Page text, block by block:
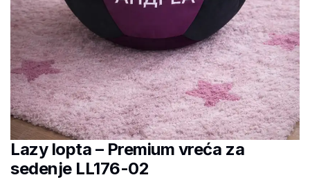
Lazy lopta – Premium vreća za
sedenje LL176-02